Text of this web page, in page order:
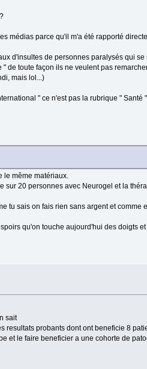
médias parce qu'il m'a été rapporté
d'insultes de personnes paralysés qui
de toute façon ils ne veulent pas
mais lol...)
" ce n'est pas la rubrique " Santé " .
le même matériaux.
20 personnes avec Neurogel et la
tu sais on fais rien sans argent et comme
qu'on touche aujourd'hui des doigts
sait
resultats probants dont ont beneficie 8
et le faire beneficier a une cohorte de